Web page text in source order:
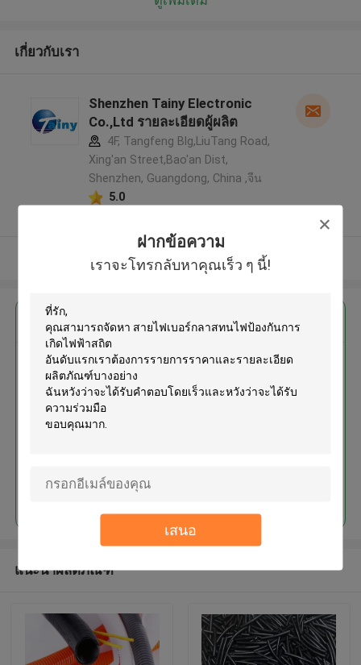
ฝากข้อความ
เราจะโทรกลับหาคุณเร็ว ๆ นี้!
เสนอ
เกี่ยวกับเรา
Shenzhen Tainy Electronic
Co.,Ltd รายละเอียดผู้ผลิต
4F, Tangfeng Blg,LiuTang Road,
Xing'an Street,Bao'an Dist,
Shenzhen, Guangdong, China ,จีน
5.0
ดูเพิ่มเติม
এর সেরা মূল্য পান
สายไฟเบอร์กลาสทนไฟป้องกันการ
เกิดไฟฟ้าสถิต
แนะนำผลิตภัณฑ์